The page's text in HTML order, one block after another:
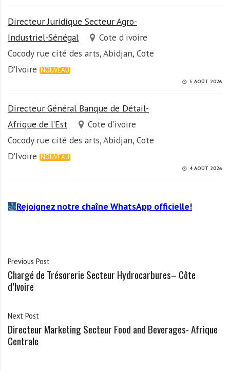
Directeur Juridique Secteur Agro-
Industriel-Sénégal
Cote d'ivoire
Cocody rue cité des arts, Abidjan, Cote
D'Ivoire NOUVEAU
5 AOÛT 2026
Directeur Général Banque de Détail-
Afrique de l’Est
Cote d'ivoire
Cocody rue cité des arts, Abidjan, Cote
D'Ivoire NOUVEAU
4 AOÛT 2026
Rejoignez notre chaîne WhatsApp officielle!
Previous Post
Chargé de Trésorerie Secteur Hydrocarbures– Côte
d’Ivoire
Next Post
Directeur Marketing Secteur Food and Beverages- Afrique
Centrale